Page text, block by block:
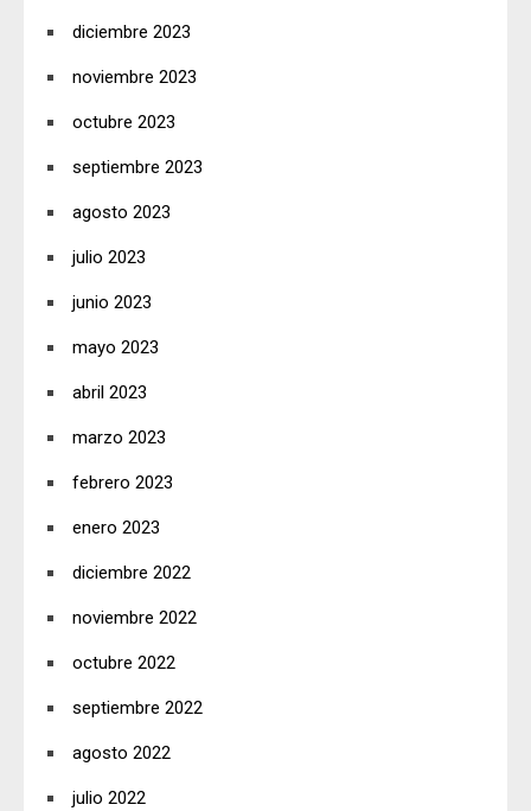
diciembre 2023
noviembre 2023
octubre 2023
septiembre 2023
agosto 2023
julio 2023
junio 2023
mayo 2023
abril 2023
marzo 2023
febrero 2023
enero 2023
diciembre 2022
noviembre 2022
octubre 2022
septiembre 2022
agosto 2022
julio 2022